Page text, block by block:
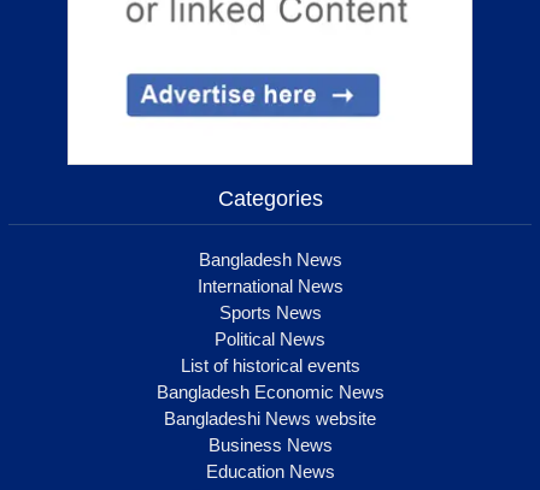
Categories
Bangladesh News
International News
Sports News
Political News
List of historical events
Bangladesh Economic News
Bangladeshi News website
Business News
Education News